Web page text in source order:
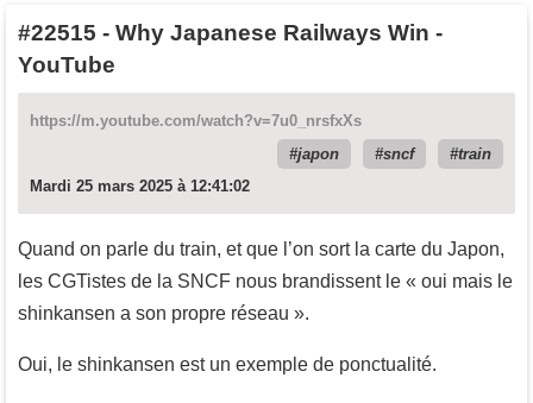
#22515 - Why Japanese Railways Win -
YouTube
https://m.youtube.com/watch?v=7u0_nrsfxXs
japon
sncf
train
Mardi 25 mars 2025 à 12:41:02
Quand on parle du train, et que l’on sort la carte du Japon,
les CGTistes de la SNCF nous brandissent le « oui mais le
shinkansen a son propre réseau ».
Oui, le shinkansen est un exemple de ponctualité.